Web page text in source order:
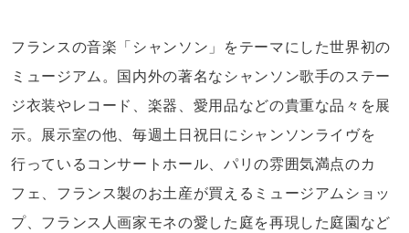
フランスの音楽「シャンソン」をテーマにした世界初の
ミュージアム。国内外の著名なシャンソン歌手のステー
ジ衣装やレコード、楽器、愛用品などの貴重な品々を展
示。展示室の他、毎週土日祝日にシャンソンライヴを
行っているコンサートホール、パリの雰囲気満点のカ
フェ、フランス製のお土産が買えるミュージアムショッ
プ、フランス人画家モネの愛した庭を再現した庭園など